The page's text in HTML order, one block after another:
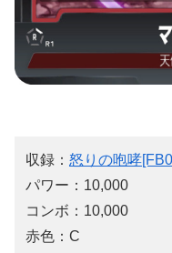
収録： 怒りの咆哮
パワー：10,000
コンボ：10,000
赤色：C